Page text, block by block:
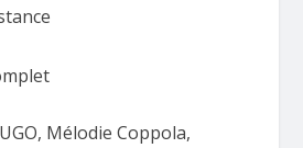
Mélodie Coppola,